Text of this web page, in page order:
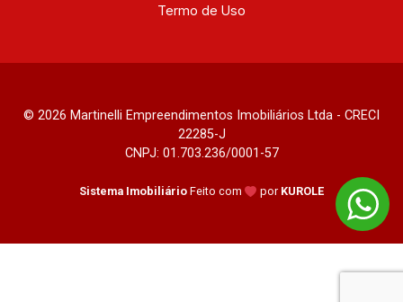
Termo de Uso
© 2026 Martinelli Empreendimentos Imobiliários Ltda - CRECI
22285-J
CNPJ: 01.703.236/0001-57
Sistema Imobiliário Feito com por KUROLE